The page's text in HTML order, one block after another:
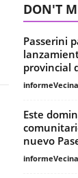
DON'T
Passerini
provincial
Este
nuevo